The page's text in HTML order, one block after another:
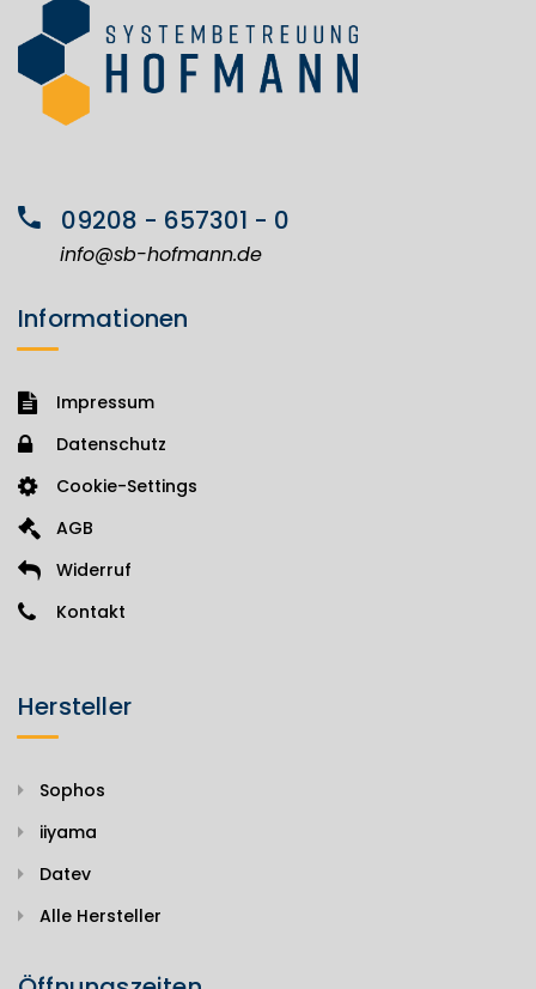
09208 - 657301 - 0
info@sb-hofmann.de
Informationen
Impressum
Datenschutz
Cookie-Settings
AGB
Widerruf
Kontakt
Hersteller
Sophos
iiyama
Datev
Alle Hersteller